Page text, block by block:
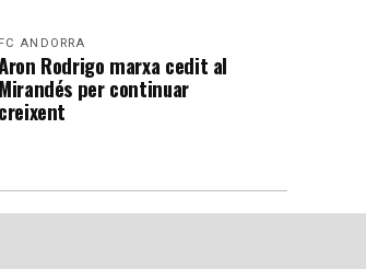
FC ANDORRA
Rodrigo marxa cedit al
Mirandés per continuar
creixent